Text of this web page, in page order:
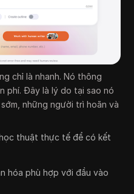
chỉ là nhanh. Nó thông
phí. Đây là lý do tại sao nó
những người trì hoãn và
thuật thực tế để có kết
hóa phù hợp với đầu vào